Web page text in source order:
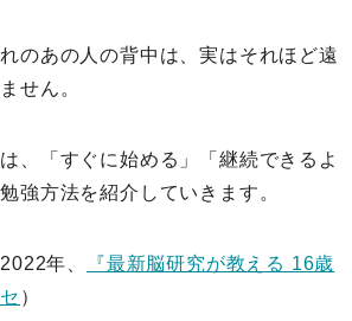
のあの人の背中は、実はそれほど遠
せん。
、「すぐに始める」「継続できるよ
強方法を紹介していきます。
年、
『最新脳研究が教える 16歳
）